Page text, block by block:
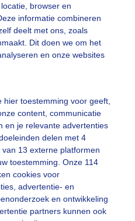
browser en
informatie combineren
deelt met ons, zoals
Dit doen we om het
en onze websites
hier toestemming voor geeft,
content, communicatie
en je relevante advertenties
delen met 4
13 externe platformen
toestemming. Onze 114
cookies voor
advertentie- en
en ontwikkeling
partners kunnen ook